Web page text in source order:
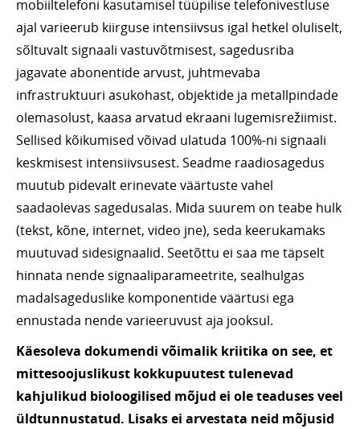
mobiiltelefoni kasutamisel tüüpilise telefonivestluse
ajal varieerub kiirguse intensiivsus igal hetkel oluliselt,
sõltuvalt signaali vastuvõtmisest, sagedusriba
jagavate abonentide arvust, juhtmevaba
infrastruktuuri asukohast, objektide ja metallpindade
olemasolust, kaasa arvatud ekraani lugemisrežiimist.
Sellised kõikumised võivad ulatuda 100%-ni signaali
keskmisest intensiivsusest. Seadme raadiosagedus
muutub pidevalt erinevate väärtuste vahel
saadaolevas sagedusalas. Mida suurem on teabe hulk
(tekst, kõne, internet, video jne), seda keerukamaks
muutuvad sidesignaalid. Seetõttu ei saa me täpselt
hinnata nende signaaliparameetrite, sealhulgas
madalsageduslike komponentide väärtusi ega
ennustada nende varieeruvust aja jooksul.
Käesoleva dokumendi võimalik kriitika on see, et
mittesoojuslikust kokkupuutest tulenevad
kahjulikud bioloogilised mõjud ei ole teaduses veel
üldtunnustatud. Lisaks ei arvestata neid mõjusid